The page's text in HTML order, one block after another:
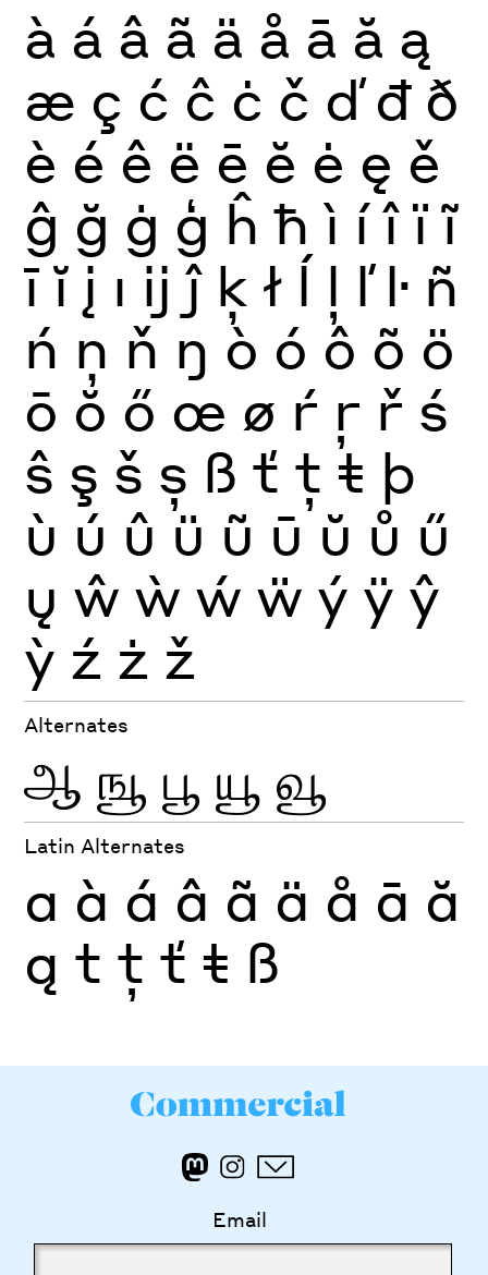
à á â ã ä å ā ă ą
æ ç ć ĉ ċ č ď đ ð
è é ê ë ē ĕ ė ę ě
ĝ ğ ġ ģ ĥ ħ ì í î ï ĩ
ī ĭ į ı ĳ ĵ ķ ł ĺ ļ ľ ŀ ñ
ń ņ ň ŋ ò ó ô õ ö
ō ŏ ő œ ø ŕ ŗ ř ś
ŝ ş š ș ß ť ţ ŧ þ
ù ú û ü ũ ū ŭ ů ű
ų ŵ ẁ ẃ ẅ ý ÿ ŷ
ỳ ź ż ž
Alternates
ஆ ஙூ பூ யூ வூ
Latin Alternates
a à á â ã ä å ā ă
ą t ţ ť ŧ ß
Email